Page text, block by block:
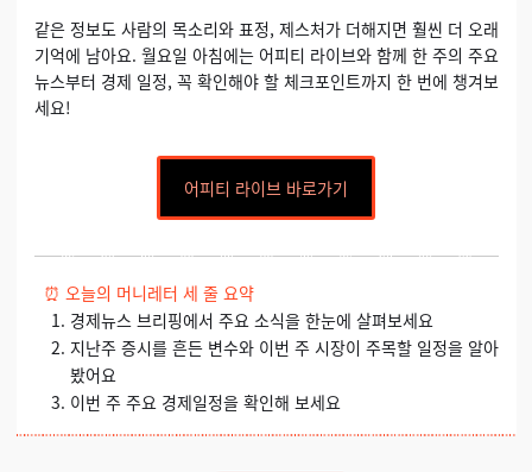
같은 정보도 사람의 목소리와 표정, 제스처가 더해지면 훨씬 더 오래
기억에 남아요. 월요일 아침에는 어피티 라이브와 함께 한 주의 주요
뉴스부터 경제 일정, 꼭 확인해야 할 체크포인트까지 한 번에 챙겨보
세요!
어피티 라이브 바로가기
⏰ 오늘의 머니레터 세 줄 요약
경제뉴스 브리핑에서 주요 소식을 한눈에 살펴보세요
지난주 증시를 흔든 변수와 이번 주 시장이 주목할 일정을 알아
봤어요
이번 주 주요 경제일정을 확인해 보세요